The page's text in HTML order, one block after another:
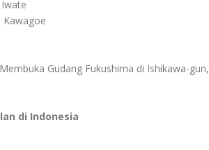
Kawagoe
Gudang Fukushima di Ishikawa-gun,
di Indonesia